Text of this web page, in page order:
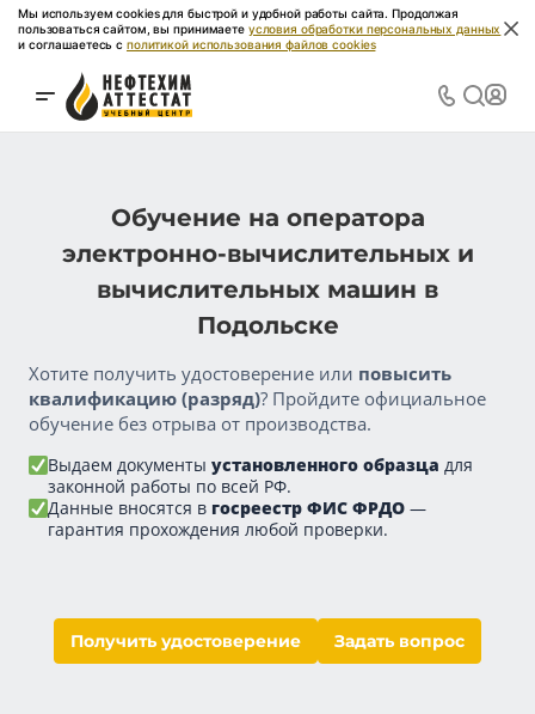
Мы используем cookies для быстрой и удобной работы сайта. Продолжая
пользоваться сайтом, вы принимаете условия обработки персональных данных
и соглашаетесь с политикой использования файлов cookies
Обучение на оператора
электронно-вычислительных и
вычислительных машин в
Подольске
Хотите получить удостоверение или повысить
квалификацию (разряд)? Пройдите официальное
обучение без отрыва от производства.
Выдаем документы установленного образца для
законной работы по всей РФ.
Данные вносятся в госреестр ФИС ФРДО —
гарантия прохождения любой проверки.
Получить удостоверение Задать вопрос